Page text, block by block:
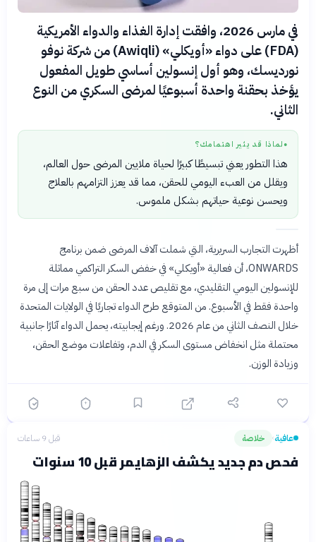
في مارس 2026، وافقت إدارة الغذاء والدواء الأمريكية
(FDA) على دواء «أويكلي» (Awiqli) من شركة نوفو
نورديسك، وهو أول إنسولين أساسي طويل المفعول
يؤخذ بحقنة واحدة أسبوعيًا لمرضى السكري من النوع
الثاني.
● لماذا قد يثير اهتمامك؟
هذا التطور يعني تبسيطًا كبيرًا لحياة ملايين المرضى حول العالم،
ويقلل من العبء اليومي للحقن، مما قد يعزز التزامهم بالعلاج
ويحسن نوعية حياتهم بشكل ملموس.
أظهرت التجارب السريرية، التي شملت آلاف المرضى ضمن برنامج
ONWARDS، أن فعالية «أويكلي» في خفض السكر التراكمي مماثلة
للإنسولين اليومي التقليدي، مع تقليص عدد الحقن من سبع مرات إلى مرة
واحدة فقط في الأسبوع. من المتوقع طرح الدواء تجاريًا في الولايات المتحدة
خلال النصف الثاني من عام 2026. ورغم إيجابيته، يحمل الدواء آثارًا جانبية
محتملة مثل انخفاض مستوى السكر في الدم، وتفاعلات موضع الحقن،
وزيادة الوزن.
عافية› خلاصة قبل 9 ساعات
فحص دم جديد يكشف الزهايمر قبل 10 سنوات